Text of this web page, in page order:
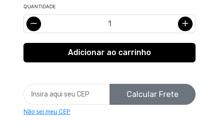
QUANTIDADE
Calcular Frete
Não sei meu CEP